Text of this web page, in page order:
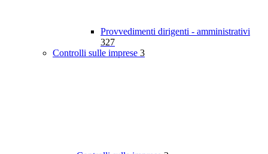
Provvedimenti dirigenti - amministrativi
327
Controlli sulle imprese 3